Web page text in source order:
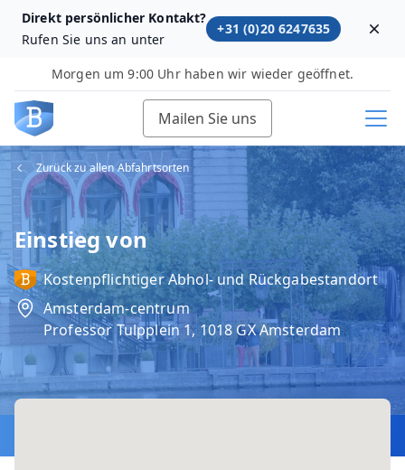
Direkt persönlicher Kontakt?
Rufen Sie uns an unter
+31 (0)20 6247635
Morgen um 9:00 Uhr haben wir wieder geöffnet.
Mailen Sie uns
Zurück zu allen Abfahrtsorten
Einstieg von
Kostenpflichtiger Abhol‑ und Rückgabestandort
Amsterdam-centrum
Professor Tulpplein 1, 1018 GX Amsterdam